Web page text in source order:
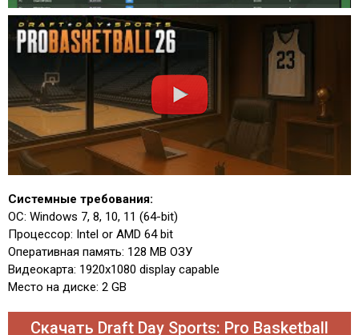
Системные требования:
ОС: Windows 7, 8, 10, 11 (64-bit)
Процессор: Intel or AMD 64 bit
Оперативная память: 128 MB ОЗУ
Видеокарта: 1920x1080 display capable
Место на диске: 2 GB
Скачать Draft Day Sports: Pro Basketball